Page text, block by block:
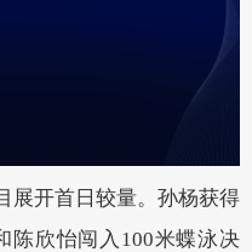
开首日较量。孙杨获得
陈欣怡闯入100米蝶泳决